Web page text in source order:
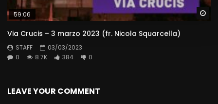
59:06
Via Crucis – 3 marzo 2023 (fr. Nicola Squarcella)
STAFF
03/03/2023
0
8.7K 384 0
LEAVE YOUR COMMENT